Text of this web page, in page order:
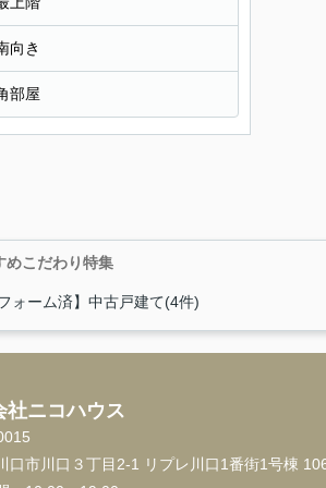
向き
部屋
めこだわり特集
フォーム済】中古戸建て(4件)
社ニコハウス
口市川口３丁目2-1 リプレ川口1番街1号棟